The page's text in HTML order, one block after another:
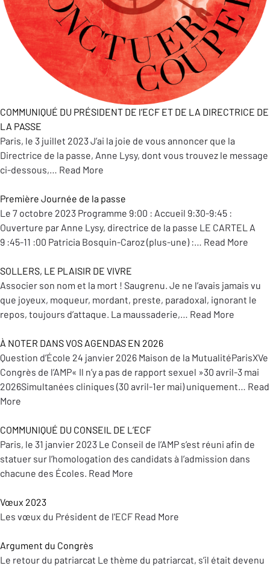
COMMUNIQUÉ DU PRÉSIDENT DE l’ECF ET DE LA DIRECTRICE DE
LA PASSE
Paris, le 3 juillet 2023 J’ai la joie de vous annoncer que la
Directrice de la passe, Anne Lysy, dont vous trouvez le message
ci-dessous,… Read More
Première Journée de la passe
Le 7 octobre 2023 Programme 9:00 : Accueil 9:30-9:45 :
Ouverture par Anne Lysy, directrice de la passe LE CARTEL A
9 :45-11 :00 Patricia Bosquin-Caroz (plus-une) :… Read More
SOLLERS, LE PLAISIR DE VIVRE
Associer son nom et la mort ! Saugrenu. Je ne l’avais jamais vu
que joyeux, moqueur, mordant, preste, paradoxal, ignorant le
repos, toujours d’attaque. La maussaderie,… Read More
À NOTER DANS VOS AGENDAS EN 2026
Question d’École 24 janvier 2026 Maison de la MutualitéParisXVe
Congrès de l’AMP« Il n’y a pas de rapport sexuel »30 avril-3 mai
2026Simultanées cliniques (30 avril-1er mai) uniquement… Read
More
COMMUNIQUÉ DU CONSEIL DE L’ECF
Paris, le 31 janvier 2023 Le Conseil de l’AMP s’est réuni afin de
statuer sur l’homologation des candidats à l’admission dans
chacune des Écoles. Read More
Vœux 2023
Les vœux du Président de l'ECF Read More
Argument du Congrès
Le retour du patriarcat Le thème du patriarcat, s’il était devenu